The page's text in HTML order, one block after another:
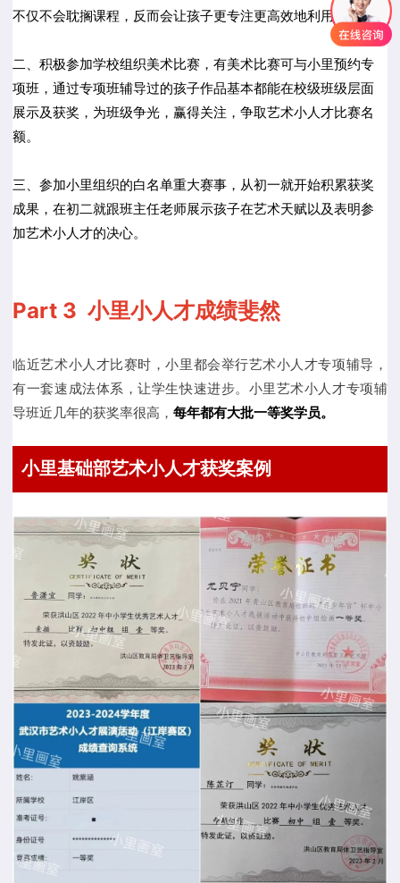
不仅不会耽搁课程，反而会让孩子更专注更高效地利用时间。
二、积极参加学校组织美术比赛，有美术比赛可与小里预约专
项班，通过专项班辅导过的孩子作品基本都能在校级班级层面
展示及获奖，为班级争光，赢得关注，争取艺术小人才比赛名
额。
三、参加小里组织的白名单重大赛事，从初一就开始积累获奖
成果，在初二就跟班主任老师展示孩子在艺术天赋以及表明参
加艺术小人才的决心。
Part 3 小里小人才成绩斐然
临近艺术小人才比赛时，小里都会举行艺术小人才专项辅导，
有一套速成法体系，让学生快速进步。小里艺术小人才专项辅
导班近几年的获奖率很高，每年都有大批一等奖学员。
小里基础部艺术小人才获奖案例